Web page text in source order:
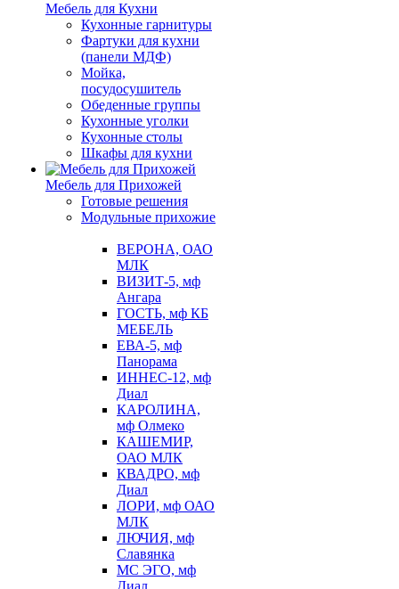
Мебель для Кухни
Кухонные гарнитуры
Фартуки для кухни
(панели МДФ)
Мойка,
посудосушитель
Обеденные группы
Кухонные уголки
Кухонные столы
Шкафы для кухни
Мебель для Прихожей
Готовые решения
Модульные прихожие
ВЕРОНА, ОАО
МЛК
ВИЗИТ-5, мф
Ангара
ГОСТЬ, мф КБ
МЕБЕЛЬ
ЕВА-5, мф
Панорама
ИННЕС-12, мф
Диал
КАРОЛИНА,
мф Олмеко
КАШЕМИР,
ОАО МЛК
КВАДРО, мф
Диал
ЛОРИ, мф ОАО
МЛК
ЛЮЧИЯ, мф
Славянка
МС ЭГО, мф
Диал